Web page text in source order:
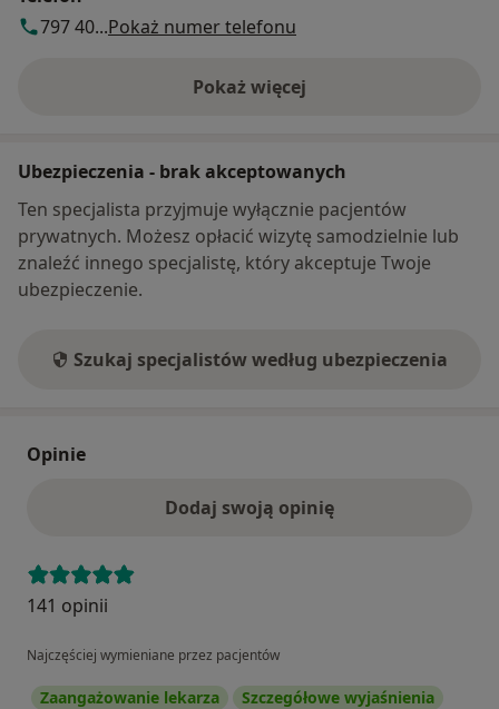
797 40...Pokaż numer telefonu
Pokaż więcej
o adresie
Ubezpieczenia - brak akceptowanych
Ten specjalista przyjmuje wyłącznie pacjentów
prywatnych. Możesz opłacić wizytę samodzielnie lub
znaleźć innego specjalistę, który akceptuje Twoje
ubezpieczenie.
Szukaj specjalistów według ubezpieczenia
Opinie
Dodaj swoją opinię
141 opinii
Najczęściej wymieniane przez pacjentów
Zaangażowanie lekarza
Szczegółowe wyjaśnienia